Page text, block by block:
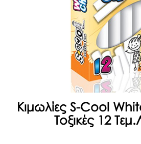
Κιμωλίες S-Cool
Τοξικές 12